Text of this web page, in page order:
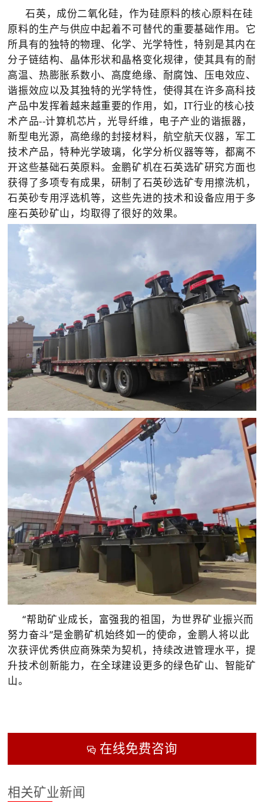
石英，成份二氧化硅，作为硅原料的核心原料在硅
原料的生产与供应中起着不可替代的重要基础作用。它
所具有的独特的物理、化学、光学特性，特别是其内在
分子链结构、晶体形状和晶格变化规律，使其具有的耐
高温、热膨胀系数小、高度绝缘、耐腐蚀、压电效应、
谐振效应以及其独特的光学特性，使得其在许多高科技
产品中发挥着越来越重要的作用，如，IT行业的核心技
术产品--计算机芯片，光导纤维，电子产业的谐振器，
新型电光源，高绝缘的封接材料，航空航天仪器，军工
技术产品，特种光学玻璃，化学分析仪器等等，都离不
开这些基础石英原料。金鹏矿机在石英选矿研究方面也
获得了多项专有成果，研制了石英砂选矿专用擦洗机，
石英砂专用浮选机等，这些先进的技术和设备应用于多
座石英砂矿山，均取得了很好的效果。
“帮助矿业成长，富强我的祖国，为世界矿业振兴而
努力奋斗”是金鹏矿机始终如一的使命，金鹏人将以此
次获评优秀供应商殊荣为契机，持续改进管理水平，提
升技术创新能力，在全球建设更多的绿色矿山、智能矿
山。
在线免费咨询
相关矿业新闻